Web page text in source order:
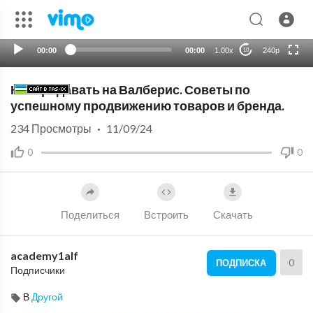
00:00 00:00 1.00x 10 240p
720p
Как продавать на Валберис. Советы по
успешному продвижению товаров и бренда.
0 0
234 Просмотры · 11/09/24
Поделиться Встроить Скачать
academy1alf
Подписчики
ПОДПИСКА 0
В Другой